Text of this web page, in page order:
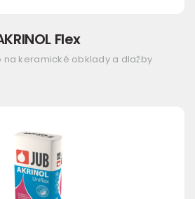
Flex
na keramické obklady a dlažby